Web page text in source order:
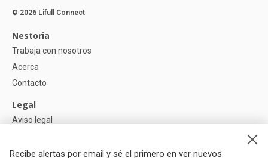
Recibe alertas por email y sé el primero en ver nuevos
© 2026 Lifull Connect
Nestoria
Trabaja con nosotros
Acerca
Contacto
Legal
Aviso legal
Política de Cookies